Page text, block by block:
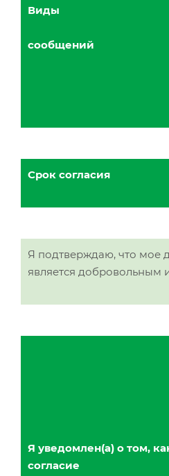
Виды
сообщений
Срок согласия
Я подтверждаю, что мое
является добровольным
Я уведомлен(а) о том,
согласие